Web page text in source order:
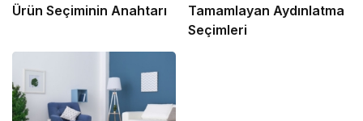
Ürün Seçiminin Anahtarı
Tamamlayan Aydınlatma
Seçimleri